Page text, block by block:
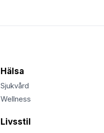
Hälsa
Sjukvård
Wellness
Livsstil